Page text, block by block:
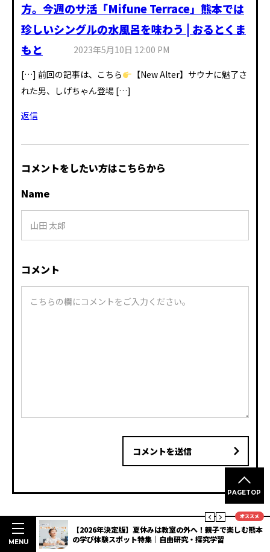
方。今週のサ活「Mifune Terrace」熊本では
珍しいシングルの水風呂を味わう | おるとくま
もと
2023年5月10日 12:00 PM
[…] 前回の記事は、こちら
【New Alter】サウナに魅了さ
れた男、しげちゃん登場 […]
返信
コメントをしたい方はこちらから
コメント
Name
コメントを送信
関連記事
PAGETOP
オススメ
度抜群
【2026年決定版】夏休みは教室の外へ！親子で楽しむ熊本
の学び体験スポット特集｜自由研究・探究学習
MENU